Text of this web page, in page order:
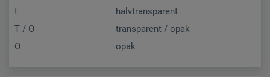
t
halvtransparent
T / O
transparent / opak
O
opak